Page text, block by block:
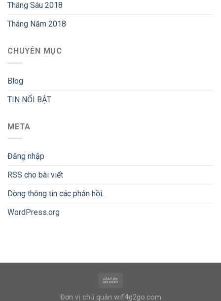
Tháng Sáu 2018
Tháng Năm 2018
CHUYÊN MỤC
Blog
TIN NỔI BẬT
META
Đăng nhập
RSS cho bài viết
Dòng thông tin các phản hồi.
WordPress.org
Đơn vị chủ quản wifi4g2go.com